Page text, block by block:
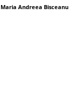
Maria Andreea Bisceanu